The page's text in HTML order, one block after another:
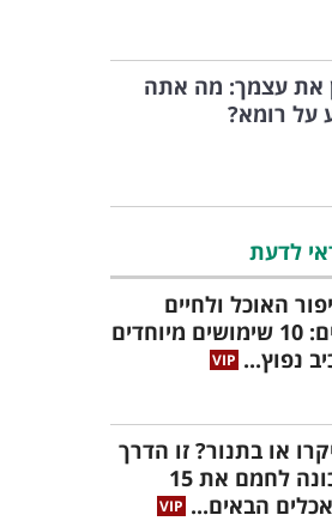
את עצמך: מה אתה
על רומא?
לדעת
האוכל ולחיים
קלים: 10 שימושים מיוחדים
נפוץ...
או בתנור? זו הדרך
הנכונה לחמם את 15
הבאים...